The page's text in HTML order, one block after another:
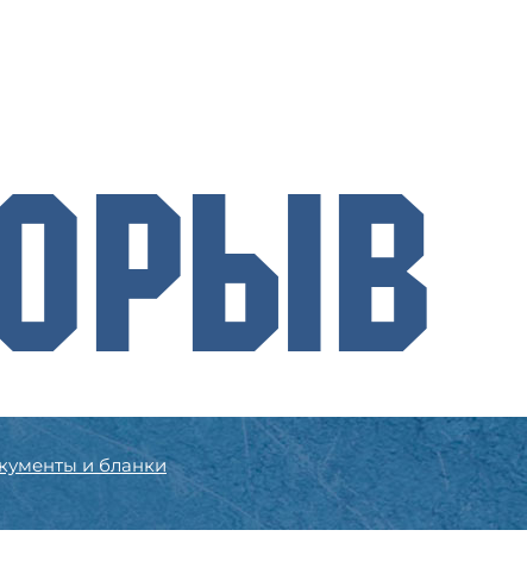
и бланки